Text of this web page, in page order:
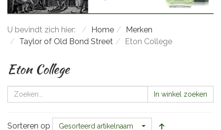
U bevindt zich hier: Home
Merken
Taylor of Old Bond Street
Eton College
Eton College
In winkel zoeken
Sorteren op Gesorteerd artikelnaam